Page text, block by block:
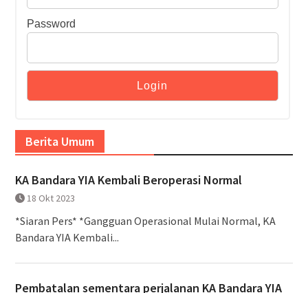
Password
Berita Umum
KA Bandara YIA Kembali Beroperasi Normal
18 Okt 2023
*Siaran Pers* *Gangguan Operasional Mulai Normal, KA
Bandara YIA Kembali...
Pembatalan sementara perjalanan KA Bandara YIA